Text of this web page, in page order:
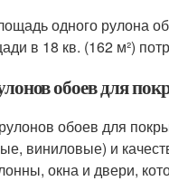
одного рулона
в 18 кв. (162 м²)
обоев для
обоев для
виниловые) и
окна и двери,